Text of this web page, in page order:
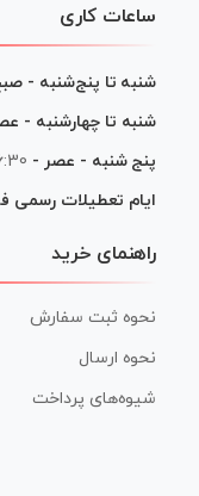
ساعات کاری
شنبه تا پنج‌شنبه -
شنبه تا چهارشنبه -
پنج شنبه - عصر - 16:30
ایام تعطیلات رسمی
راهنمای خرید
نحوه ثبت سفارش
نحوه ارسال
شیوه‌های پرداخت